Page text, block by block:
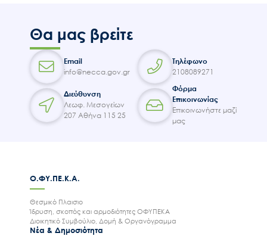
Μ.Δ.Π.Π.
Έργα
Εισιτήρια
Επικοινωνία
Θα μας βρείτε
Email
info@necca.gov.gr
Τηλέφωνο
2108089271
Διεύθυνση
Λεωφ. Μεσογείων
207 Αθήνα 115 25
Φόρμα
Επικοινωνίας
Επικοινωνήστε μαζί
μας
Ο.ΦΥ.ΠΕ.Κ.Α.
Θεσμικό Πλαισιο
Ίδρυση, σκοπός και αρμοδιότητες ΟΦΥΠΕΚΑ
Διοικητικό Συμβούλιο, Δομή & Οργανόγραμμα
Νέα & Δημοσιότητα